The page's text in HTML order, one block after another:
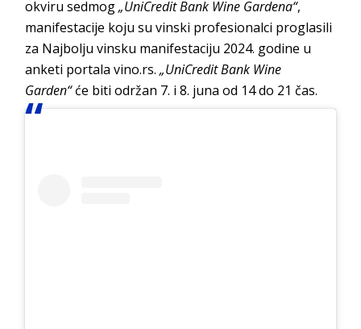
okviru sedmog„UniCredit Bank Wine Gardena“,
manifestacije koju su vinski profesionalci proglasili
za Najbolju vinsku manifestaciju 2024. godine u
anketi portala vino.rs.„UniCredit Bank Wine
Garden“će biti održan 7. i 8. juna od 14 do 21 čas.